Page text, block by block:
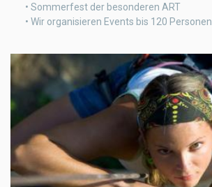
• Sommerfest der besonderen ART
• Wir organisieren Events bis 120 Personen